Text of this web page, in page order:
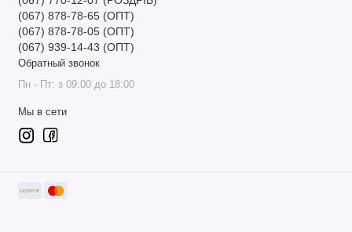
(067) 878-78-65 (ОПТ)
(067) 878-78-05 (ОПТ)
(067) 939-14-43 (ОПТ)
Обратный звонок
Пн - Пт: з 09:00 до 18:00
Мы в сети